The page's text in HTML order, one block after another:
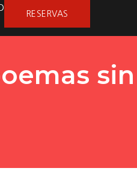
RESERVAS